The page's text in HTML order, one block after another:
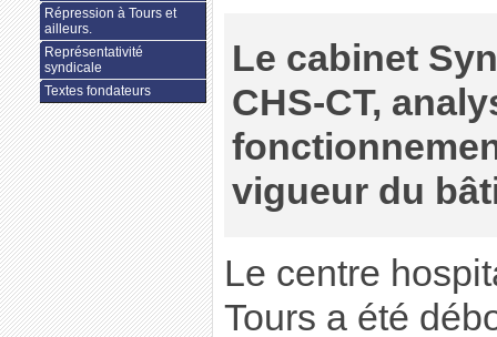
Le cabinet
CHS-CT,
vigueur du
Le centre
Tours a été
Répression à Tours et
ailleurs.
Représentativité
syndicale
Textes fondateurs